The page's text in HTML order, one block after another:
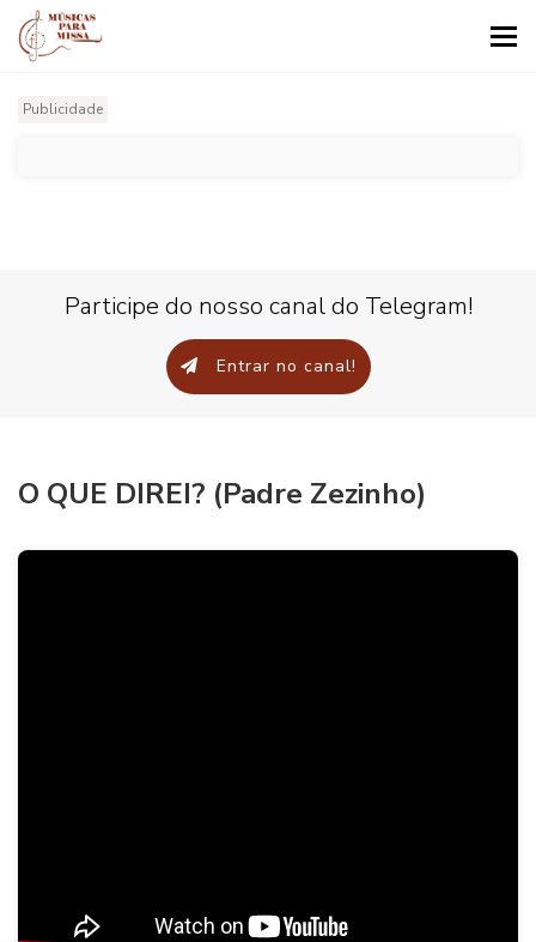
Publicidade
Participe do nosso canal do Telegram!
Entrar no canal!
O QUE DIREI? (Padre Zezinho)